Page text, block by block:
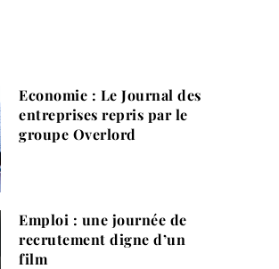
Economie : Le Journal des
entreprises repris par le
groupe Overlord
Emploi : une journée de
recrutement digne d’un
film